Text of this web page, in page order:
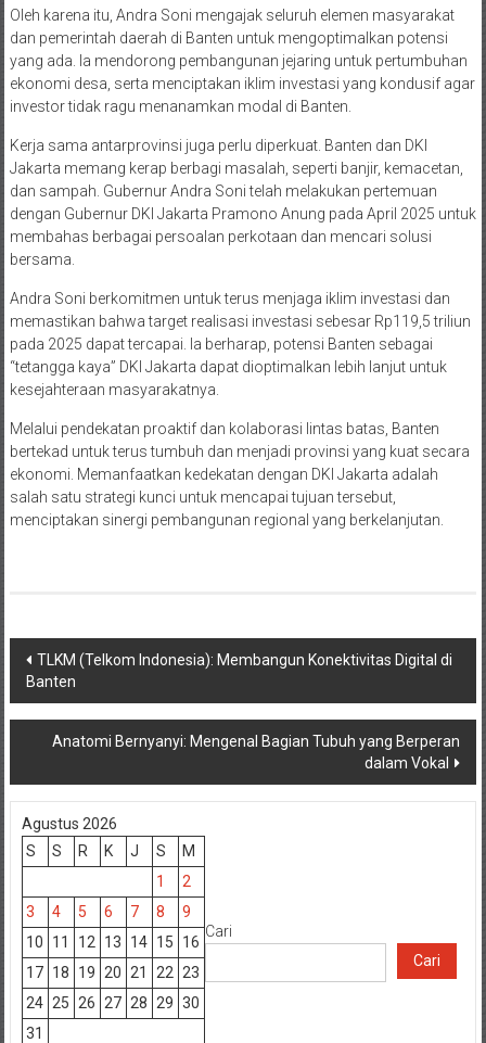
Oleh karena itu, Andra Soni mengajak seluruh elemen masyarakat
dan pemerintah daerah di Banten untuk mengoptimalkan potensi
yang ada. Ia mendorong pembangunan jejaring untuk pertumbuhan
ekonomi desa, serta menciptakan iklim investasi yang kondusif agar
investor tidak ragu menanamkan modal di Banten.
Kerja sama antarprovinsi juga perlu diperkuat. Banten dan DKI
Jakarta memang kerap berbagi masalah, seperti banjir, kemacetan,
dan sampah. Gubernur Andra Soni telah melakukan pertemuan
dengan Gubernur DKI Jakarta Pramono Anung pada April 2025 untuk
membahas berbagai persoalan perkotaan dan mencari solusi
bersama.
Andra Soni berkomitmen untuk terus menjaga iklim investasi dan
memastikan bahwa target realisasi investasi sebesar Rp119,5 triliun
pada 2025 dapat tercapai. Ia berharap, potensi Banten sebagai
“tetangga kaya” DKI Jakarta dapat dioptimalkan lebih lanjut untuk
kesejahteraan masyarakatnya.
Melalui pendekatan proaktif dan kolaborasi lintas batas, Banten
bertekad untuk terus tumbuh dan menjadi provinsi yang kuat secara
ekonomi. Memanfaatkan kedekatan dengan DKI Jakarta adalah
salah satu strategi kunci untuk mencapai tujuan tersebut,
menciptakan sinergi pembangunan regional yang berkelanjutan.
Navigasi
pos
TLKM (Telkom Indonesia): Membangun Konektivitas Digital di
Banten
Anatomi Bernyanyi: Mengenal Bagian Tubuh yang Berperan
dalam Vokal
Agustus 2026
S
S R K J S
M
1
2
3
4 5 6 7 8
9
10
11 12 13 14 15
16
17 18 19 20 21 22
23
24 25 26 27 28 29 30
31
Cari
Cari